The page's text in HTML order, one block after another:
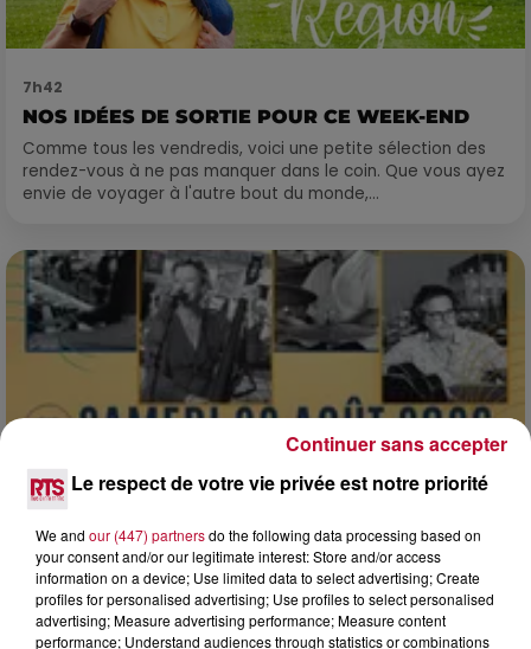
7h42
NOS IDÉES DE SORTIE POUR CE WEEK-END
Comme tous les vendredis, voici une petite sélection des
rendez-vous à ne pas manquer dans le coin. Que vous ayez
envie de voyager à l'autre bout du monde,...
0h01
DINER CONCERT À LA MJC DE MARSEILLAN
Le respect de votre vie privée est notre priorité
We and our (447) partnersdo the following data processing based on
your consent and/or our legitimate interest: Store and/or access
information on a device; Use limited data to select advertising; Create
profiles for personalised advertising; Use profiles to select personalised
advertising; Measure advertising performance; Measure content
performance; Understand audiences through statistics or combinations
Continuer sans accepter